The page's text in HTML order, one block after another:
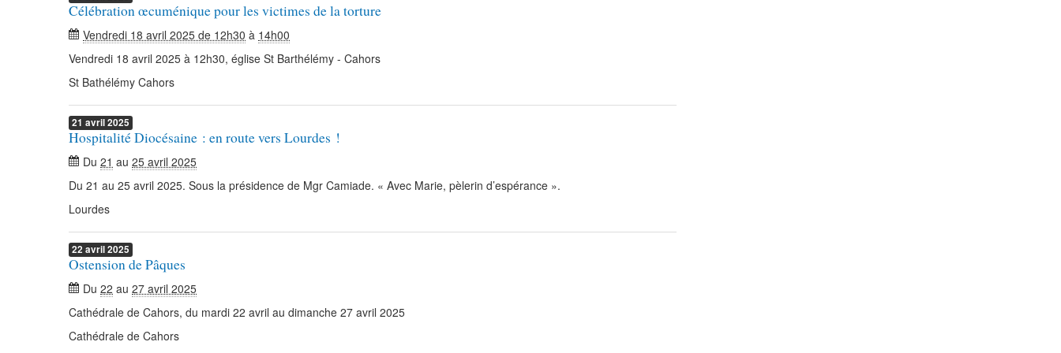
Célébration œcuménique pour les victimes de la torture
Vendredi 18 avril 2025 de 12h30 à 14h00
Vendredi 18 avril 2025 à 12h30, église St Barthélémy - Cahors
St Bathélémy Cahors
21 avril2025
Hospitalité Diocésaine : en route vers Lourdes !
Du 21 au 25 avril 2025
Du 21 au 25 avril 2025. Sous la présidence de Mgr Camiade. « Avec Marie, pèlerin d’espérance ».
Lourdes
22 avril2025
Ostension de Pâques
Du 22 au 27 avril 2025
Cathédrale de Cahors, du mardi 22 avril au dimanche 27 avril 2025
Cathédrale de Cahors